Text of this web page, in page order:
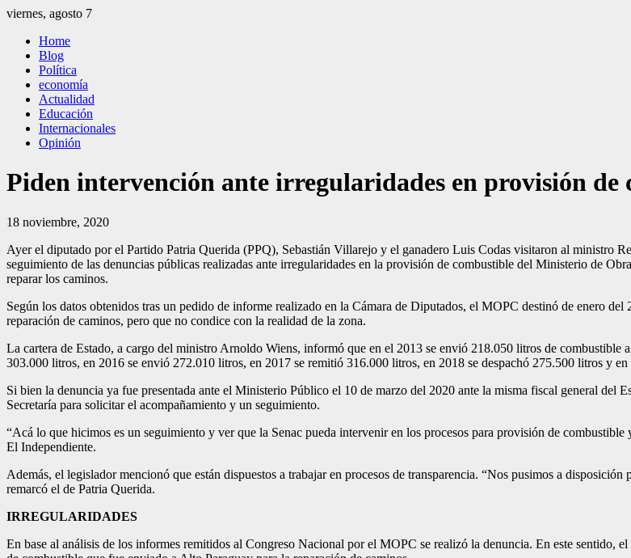
Saltar
contenido
viernes, agosto 7
El Independiente
El independiente Libre y Transparente
Home
Blog
Política
economía
Actualidad
Educación
Internacionales
Opinión
Piden intervención ante irregularidades en provisión de
18 noviembre, 2020
Ayer el diputado por el Partido Patria Querida (PPQ), Sebastián Villarejo y el ganadero Luis Codas visitaron al ministro
seguimiento de las denuncias públicas realizadas ante irregularidades en la provisión de combustible del Ministerio de
reparar los caminos.
Según los datos obtenidos tras un pedido de informe realizado en la Cámara de Diputados, el MOPC destinó de enero
reparación de caminos, pero que no condice con la realidad de la zona.
La cartera de Estado, a cargo del ministro Arnoldo Wiens, informó que en el 2013 se envió 218.050 litros de
303.000 litros, en 2016 se envió 272.010 litros, en 2017 se remitió 316.000 litros, en 2018 se despachó 275.500 litros y
Si bien la denuncia ya fue presentada ante el Ministerio Público el 10 de marzo del 2020 ante la misma fiscal general del
Secretaría para solicitar el acompañamiento y un seguimiento.
“Acá lo que hicimos es un seguimiento y ver que la Senac pueda intervenir en los procesos para provisión de
El Independiente.
Además, el legislador mencionó que están dispuestos a trabajar en procesos de transparencia. “Nos pusimos a
remarcó el de Patria Querida.
IRREGULARIDADES
En base al análisis de los informes remitidos al Congreso Nacional por el MOPC se realizó la denuncia. En este sentido,